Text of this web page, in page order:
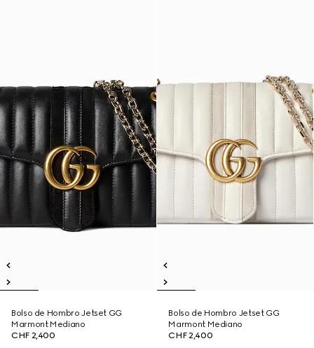
Bolso de Hombro Jetset GG
Marmont Mediano
CHF 2,400
Bolso de Hombro Jetset GG
Marmont Mediano
CHF 2,400